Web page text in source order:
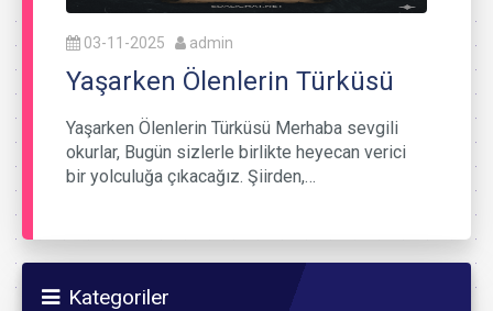
03-11-2025 admin
Yaşarken Ölenlerin Türküsü
Yaşarken Ölenlerin Türküsü Merhaba sevgili
okurlar, Bugün sizlerle birlikte heyecan verici
bir yolculuğa çıkacağız. Şiirden,…
Kategoriler